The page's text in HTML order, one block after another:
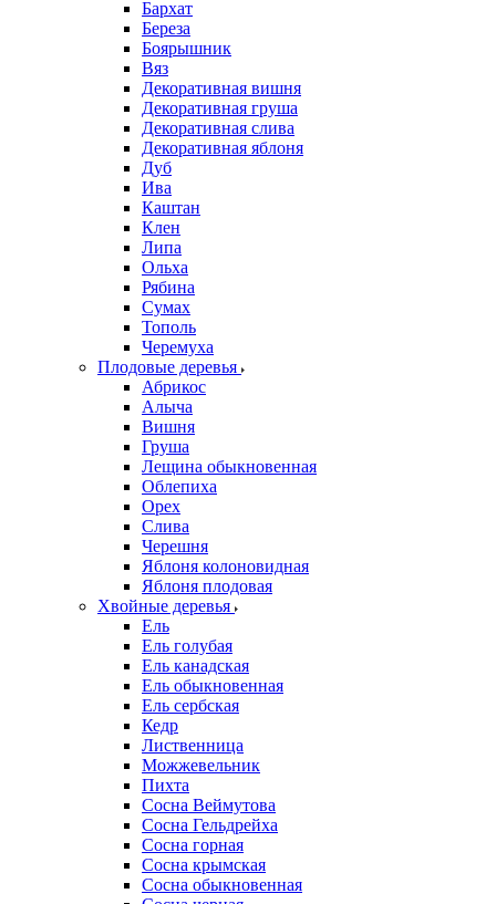
Бархат
Береза
Боярышник
Вяз
Декоративная вишня
Декоративная груша
Декоративная слива
Декоративная яблоня
Дуб
Ива
Каштан
Клен
Липа
Ольха
Рябина
Сумах
Тополь
Черемуха
Плодовые деревья
Абрикос
Алыча
Вишня
Груша
Лещина обыкновенная
Облепиха
Орех
Слива
Черешня
Яблоня колоновидная
Яблоня плодовая
Хвойные деревья
Ель
Ель голубая
Ель канадская
Ель обыкновенная
Ель сербская
Кедр
Лиственница
Можжевельник
Пихта
Сосна Веймутова
Сосна Гельдрейха
Сосна горная
Сосна крымская
Сосна обыкновенная